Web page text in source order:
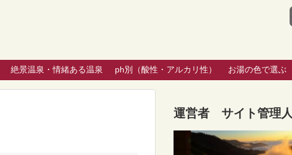
絶景温泉・情緒ある温泉 ph別（酸性・アルカリ性） お湯の色で選ぶ
運営者 サイト管理人